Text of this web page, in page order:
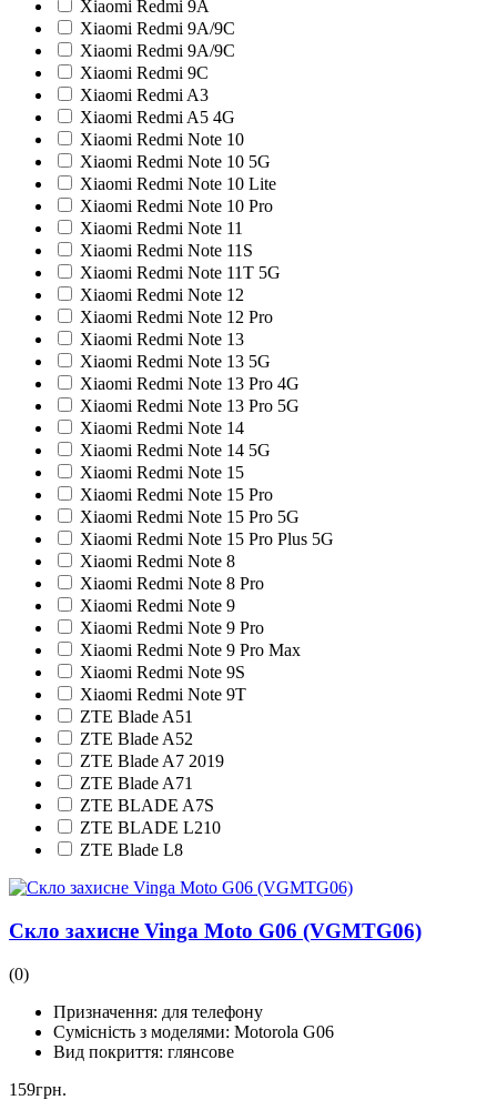
Xiaomi Redmi 9A
Xiaomi Redmi 9A/9C
Xiaomi Redmi 9A/9С
Xiaomi Redmi 9C
Xiaomi Redmi A3
Xiaomi Redmi A5 4G
Xiaomi Redmi Note 10
Xiaomi Redmi Note 10 5G
Xiaomi Redmi Note 10 Lite
Xiaomi Redmi Note 10 Pro
Xiaomi Redmi Note 11
Xiaomi Redmi Note 11S
Xiaomi Redmi Note 11T 5G
Xiaomi Redmi Note 12
Xiaomi Redmi Note 12 Pro
Xiaomi Redmi Note 13
Xiaomi Redmi Note 13 5G
Xiaomi Redmi Note 13 Pro 4G
Xiaomi Redmi Note 13 Pro 5G
Xiaomi Redmi Note 14
Xiaomi Redmi Note 14 5G
Xiaomi Redmi Note 15
Xiaomi Redmi Note 15 Pro
Xiaomi Redmi Note 15 Pro 5G
Xiaomi Redmi Note 15 Pro Plus 5G
Xiaomi Redmi Note 8
Xiaomi Redmi Note 8 Pro
Xiaomi Redmi Note 9
Xiaomi Redmi Note 9 Pro
Xiaomi Redmi Note 9 Pro Max
Xiaomi Redmi Note 9S
Xiaomi Redmi Note 9T
ZTE Blade A51
ZTE Blade A52
ZTE Blade A7 2019
ZTE Blade A71
ZTE BLADE A7S
ZTE BLADE L210
ZTE Blade L8
Скло захисне Vinga Moto G06 (VGMTG06)
(0)
Призначення: для телефону
Сумісність з моделями: Motorola G06
Вид покриття: глянсове
159грн.